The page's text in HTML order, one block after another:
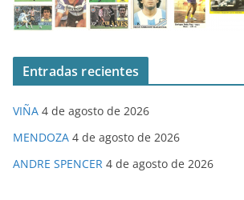
Entradas recientes
VIÑA 4 de agosto de 2026
MENDOZA 4 de agosto de 2026
ANDRE SPENCER 4 de agosto de 2026